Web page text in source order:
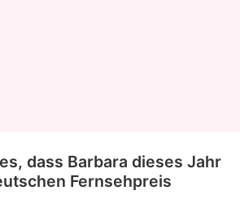
dass Barbara dieses Jahr
Fernsehpreis